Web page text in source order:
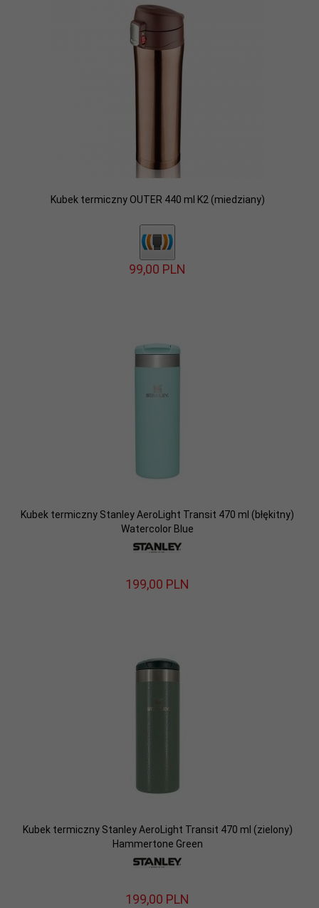
Kubek termiczny OUTER 440 ml K2 (miedziany)
99,00 PLN
Kubek termiczny Stanley AeroLight Transit 470 ml (błękitny)
Watercolor Blue
199,00 PLN
Kubek termiczny Stanley AeroLight Transit 470 ml (zielony)
Hammertone Green
199,00 PLN